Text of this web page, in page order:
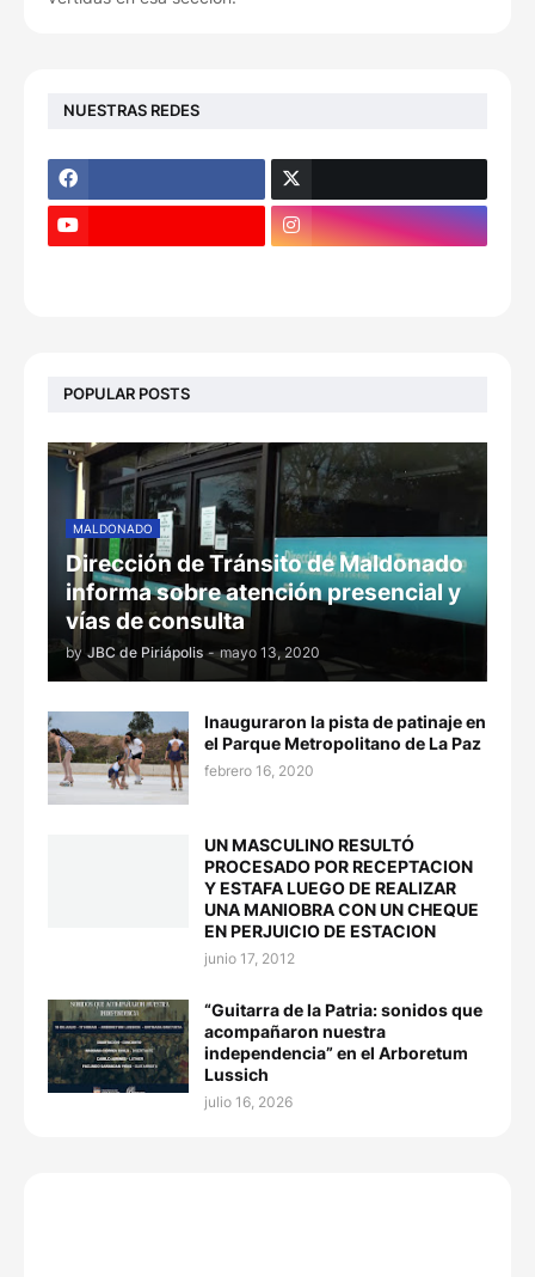
NUESTRAS REDES
POPULAR POSTS
MALDONADO
Dirección de Tránsito de Maldonado
informa sobre atención presencial y
vías de consulta
by JBC de Piriápolis - mayo 13, 2020
Inauguraron la pista de patinaje en
el Parque Metropolitano de La Paz
febrero 16, 2020
UN MASCULINO RESULTÓ
PROCESADO POR RECEPTACION
Y ESTAFA LUEGO DE REALIZAR
UNA MANIOBRA CON UN CHEQUE
EN PERJUICIO DE ESTACION
junio 17, 2012
“Guitarra de la Patria: sonidos que
acompañaron nuestra
independencia” en el Arboretum
Lussich
julio 16, 2026